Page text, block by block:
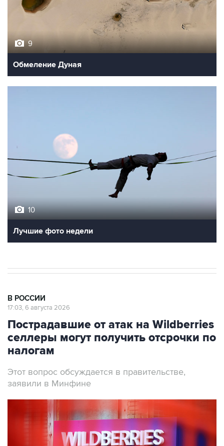
9
Обмеление Дуная
10
Лучшие фото недели
В РОССИИ
17:03, 6 августа 2026
Пострадавшие от атак на Wildberries
селлеры могут получить отсрочки по
налогам
Этот вопрос обсуждается в правительстве,
заявили в Минфине